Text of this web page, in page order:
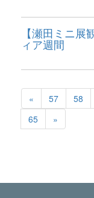
【瀬田ミニ
ィア週間
« 57 58
65
»